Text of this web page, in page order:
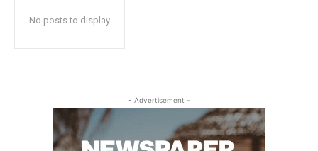
No posts to display
- Advertisement -